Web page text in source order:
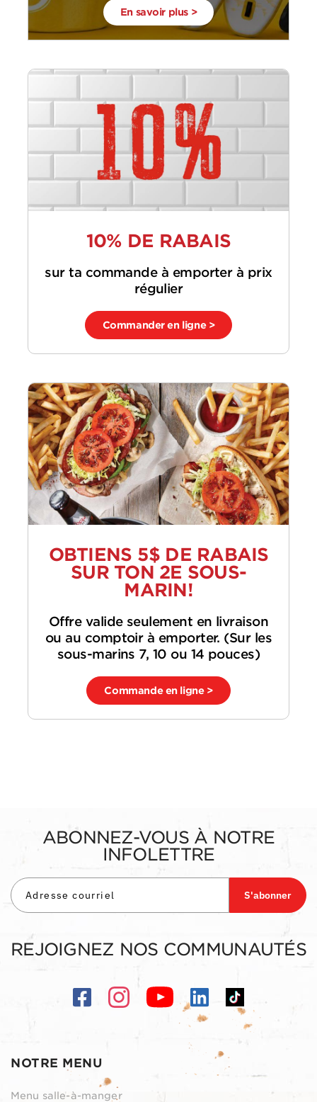
En savoir plus >
10% DE RABAIS
sur ta commande à emporter à prix
régulier
Commander en ligne >
OBTIENS 5$ DE RABAIS
SUR TON 2E SOUS-
MARIN!
Offre valide seulement en livraison
ou au comptoir à emporter. (Sur les
sous-marins 7, 10 ou 14 pouces)
Commande en ligne >
NOTRE MENU
Menu salle-à-manger
ABONNEZ-VOUS À NOTRE
INFOLETTRE
S'abonner
REJOIGNEZ NOS COMMUNAUTÉS